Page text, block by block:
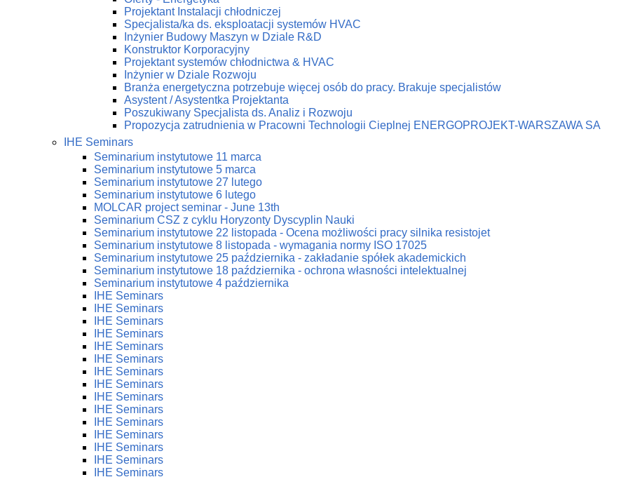
Projektant Instalacji chłodniczej
Specjalista/ka ds. eksploatacji systemów HVAC
Inżynier Budowy Maszyn w Dziale R&D
Konstruktor Korporacyjny
Projektant systemów chłodnictwa & HVAC
Inżynier w Dziale Rozwoju
Branża energetyczna potrzebuje więcej osób do pracy. Brakuje specjalistów
Asystent / Asystentka Projektanta
Poszukiwany Specjalista ds. Analiz i Rozwoju
Propozycja zatrudnienia w Pracowni Technologii Cieplnej ENERGOPROJEKT-WARSZAWA SA
IHE Seminars
Seminarium instytutowe 11 marca
Seminarium instytutowe 5 marca
Seminarium instytutowe 27 lutego
Seminarium instytutowe 6 lutego
MOLCAR project seminar - June 13th
Seminarium CSZ z cyklu Horyzonty Dyscyplin Nauki
Seminarium instytutowe 22 listopada - Ocena możliwości pracy silnika resistojet
Seminarium instytutowe 8 listopada - wymagania normy ISO 17025
Seminarium instytutowe 25 października - zakładanie spółek akademickich
Seminarium instytutowe 18 października - ochrona własności intelektualnej
Seminarium instytutowe 4 października
IHE Seminars
IHE Seminars
IHE Seminars
IHE Seminars
IHE Seminars
IHE Seminars
IHE Seminars
IHE Seminars
IHE Seminars
IHE Seminars
IHE Seminars
IHE Seminars
IHE Seminars
IHE Seminars
IHE Seminars